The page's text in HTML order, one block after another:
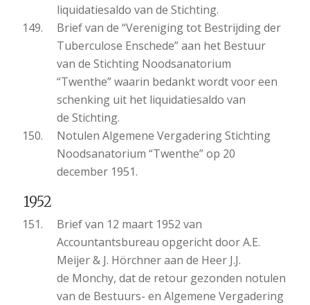
liquidatiesaldo van de Stichting.
Brief van de “Vereniging tot Bestrijding der
Tuberculose Enschede” aan het Bestuur
van de Stichting Noodsanatorium
“Twenthe” waarin bedankt wordt voor een
schenking uit het liquidatiesaldo van
de Stichting.
Notulen Algemene Vergadering Stichting
Noodsanatorium “Twenthe” op 20
december 1951.
1952
Brief van 12 maart 1952 van
Accountantsbureau opgericht door A.E.
Meijer & J. Hörchner aan de Heer J.J.
de Monchy, dat de retour gezonden notulen
van de Bestuurs- en Algemene Vergadering